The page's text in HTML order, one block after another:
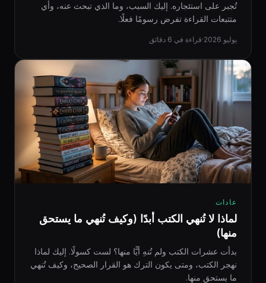
تُجبر على استئجاره. إليك السبب، وما الذي تبحث عنه، وأي
متتبعات القراءة تفرض رسومًا فعلًا.
يوليو 2026 ·قراءة في 6 دقائق
عادات
لماذا لا تُنهي الكتب أبدًا (وكيف تُنهي ما يستحق
منها)
بدأت عشرات الكتب ولم تُنهِ أيًّا منها؟ لست كسولًا. إليك لماذا
نهجر الكتب، ومتى يكون الترك هو القرار الصحيح، وكيف تُنهي
ما يستحق منها.